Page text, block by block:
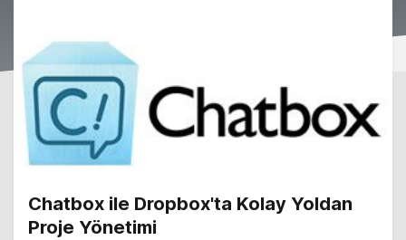
Chatbox ile Dropbox'ta Kolay Yoldan
Proje Yönetimi